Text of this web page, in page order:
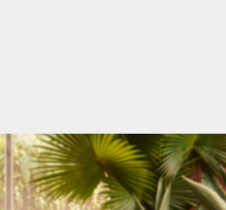
Den Kopf anlehnen. Die Gedanken auf Reisen...
55 0